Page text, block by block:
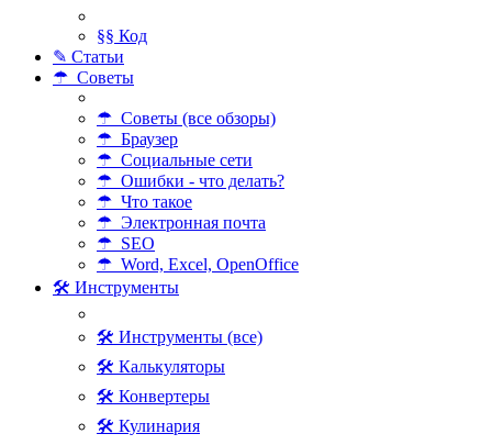
§§ Код
✎ Статьи
☂ Советы
☂ Советы (все обзоры)
☂ Браузер
☂ Социальные сети
☂ Ошибки - что делать?
☂ Что такое
☂ Электронная почта
☂ SEO
☂ Word, Excel, OpenOffice
🛠 Инструменты
🛠 Инструменты (все)
🛠 Калькуляторы
🛠 Конвертеры
🛠 Кулинария